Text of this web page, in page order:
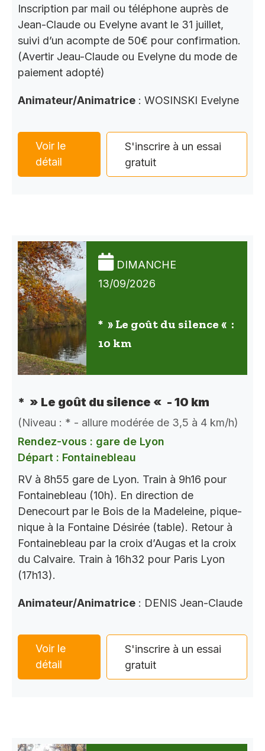
Inscription par mail ou téléphone auprès de
Jean-Claude ou Evelyne avant le 31 juillet,
suivi d’un acompte de 50€ pour confirmation.
(Avertir Jeau-Claude ou Evelyne du mode de
paiement adopté)
Animateur/Animatrice : WOSINSKI Evelyne
Voir le
détail
S'inscrire à un essai
gratuit
DIMANCHE
13/09/2026
* » Le goût du silence « :
10 km
* » Le goût du silence « - 10 km
(Niveau : * - allure modérée de 3,5 à 4 km/h)
Rendez-vous : gare de Lyon
Départ : Fontainebleau
RV à 8h55 gare de Lyon. Train à 9h16 pour
Fontainebleau (10h). En direction de
Denecourt par le Bois de la Madeleine, pique-
nique à la Fontaine Désirée (table). Retour à
Fontainebleau par la croix d’Augas et la croix
du Calvaire. Train à 16h32 pour Paris Lyon
(17h13).
Animateur/Animatrice : DENIS Jean-Claude
Voir le
détail
S'inscrire à un essai
gratuit